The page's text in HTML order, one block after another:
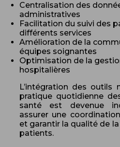
Centralisation des
administratives
Facilitation du suivi des
différents services
Amélioration de la
équipes soignantes
Optimisation de la
hospitalières
L’intégration des outils
pratique quotidienne
santé est devenue
assurer une
et garantir la qualité de
patients.